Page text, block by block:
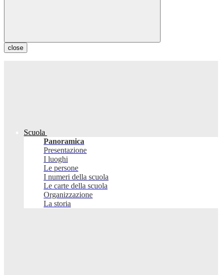
close
Scuola
Panoramica
Presentazione
I luoghi
Le persone
I numeri della scuola
Le carte della scuola
Organizzazione
La storia